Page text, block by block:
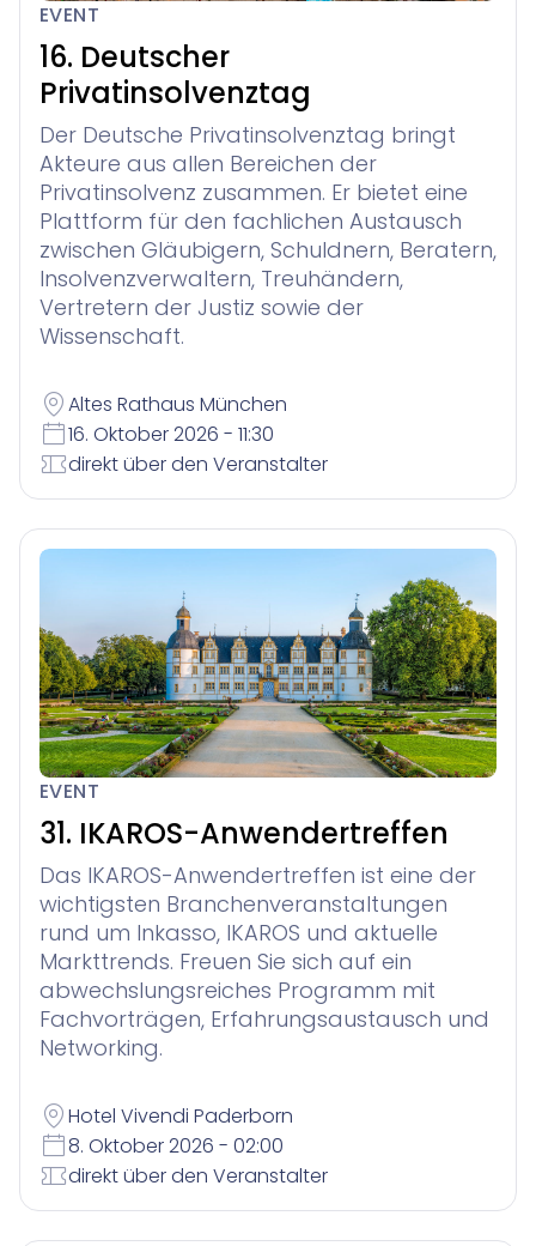
EVENT
16. Deutscher
Privatinsolvenztag
Der Deutsche Privatinsolvenztag bringt
Akteure aus allen Bereichen der
Privatinsolvenz zusammen. Er bietet eine
Plattform für den fachlichen Austausch
zwischen Gläubigern, Schuldnern, Beratern,
Insolvenzverwaltern, Treuhändern,
Vertretern der Justiz sowie der
Wissenschaft.
Altes Rathaus München
16. Oktober 2026 - 11:30
direkt über den Veranstalter
EVENT
31. IKAROS-Anwendertreffen
Das IKAROS-Anwendertreffen ist eine der
wichtigsten Branchenveranstaltungen
rund um Inkasso, IKAROS und aktuelle
Markttrends. Freuen Sie sich auf ein
abwechslungsreiches Programm mit
Fachvorträgen, Erfahrungsaustausch und
Networking.
Hotel Vivendi Paderborn
8. Oktober 2026 - 02:00
direkt über den Veranstalter